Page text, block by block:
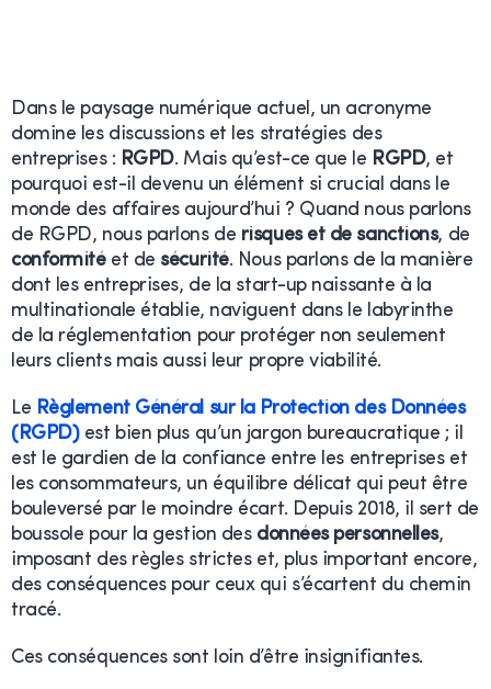
Dans le paysage numérique actuel, un acronyme
domine les discussions et les stratégies des
entreprises : RGPD. Mais qu’est-ce que le RGPD, et
pourquoi est-il devenu un élément si crucial dans le
monde des affaires aujourd’hui ? Quand nous parlons
de RGPD, nous parlons de risques et de sanctions, de
conformitéet de sécurité. Nous parlons de la manière
dont les entreprises, de la start-up naissante à la
multinationale établie, naviguent dans le labyrinthe
de la réglementation pour protéger non seulement
leurs clients mais aussi leur propre viabilité.
Le Règlement Général sur la Protection des Données
(RGPD)est bien plus qu’un jargon bureaucratique ; il
est le gardien de la confiance entre les entreprises et
les consommateurs, un équilibre délicat qui peut être
bouleversé par le moindre écart. Depuis 2018, il sert de
boussole pour la gestion des données personnelles,
imposant des règles strictes et, plus important encore,
des conséquences pour ceux qui s’écartent du chemin
tracé.
Ces conséquences sont loin d’être insignifiantes.